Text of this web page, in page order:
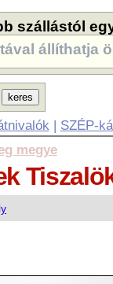
szállástól
állíthatja
| SZÉP-
megye